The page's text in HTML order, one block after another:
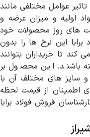
عوامل مختلفی مانند
اولیه و میزان عرضه و
های روز محصولات خود
این نرخ ها را بدون
تا خریداران بتوانند
باشند. این محصول بر
سایز های مختلف آن با
اطمینان از قیمت لحظه
فروش فولاد برابا